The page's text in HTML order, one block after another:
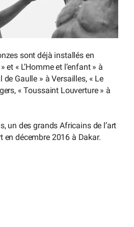
sont déjà installés en
et « L’Homme et l’enfant » à
de Gaulle » à Versailles, « Le
« Toussaint Louverture » à
un des grands Africains de l’art
en décembre 2016 à Dakar.